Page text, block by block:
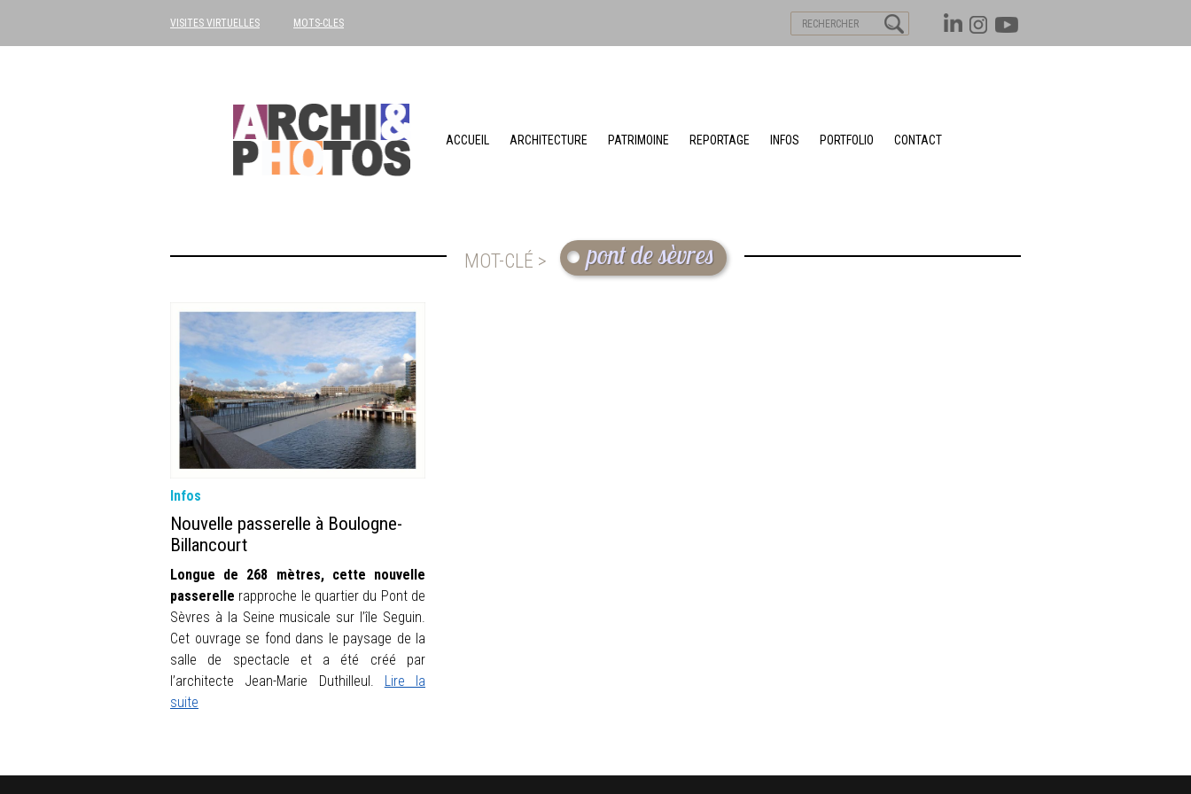
VISITES VIRTUELLES MOTS-CLES
ACCUEIL ARCHITECTURE PATRIMOINE REPORTAGE INFOS PORTFOLIO CONTACT
MOT-CLÉ > pont de sèvres
Infos
Nouvelle passerelle à Boulogne-
Billancourt
Longue de 268 mètres, cette nouvelle
passerelle rapproche le quartier du Pont de
Sèvres à la Seine musicale sur l’île Seguin.
Cet ouvrage se fond dans le paysage de la
salle de spectacle et a été créé par
l’architecte Jean-Marie Duthilleul. Lire la
suite